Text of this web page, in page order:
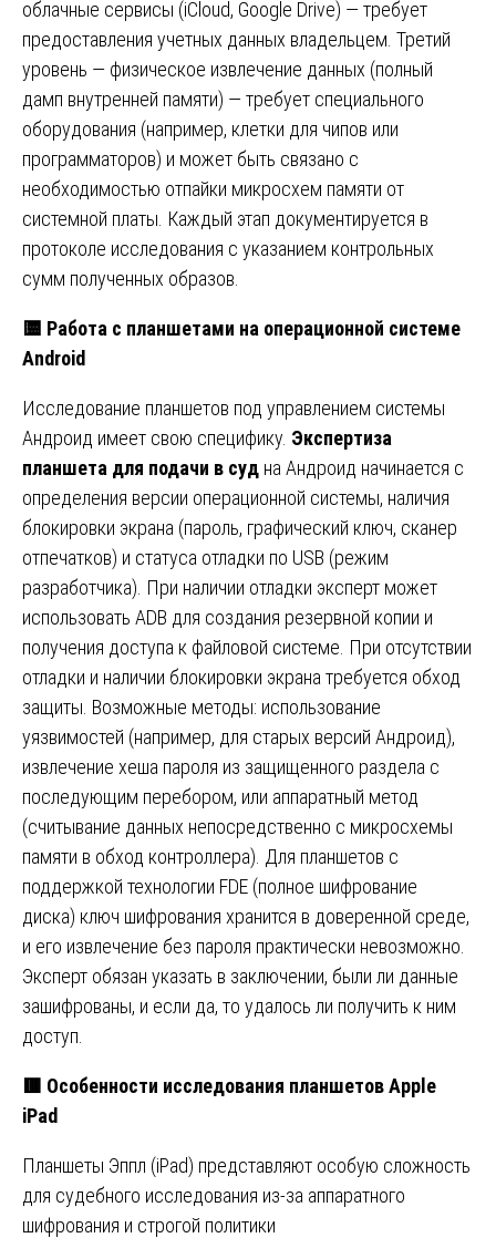
облачные сервисы (iCloud, Google Drive) — требует
предоставления учетных данных владельцем. Третий
уровень — физическое извлечение данных (полный
дамп внутренней памяти) — требует специального
оборудования (например, клетки для чипов или
программаторов) и может быть связано с
необходимостью отпайки микросхем памяти от
системной платы. Каждый этап документируется в
протоколе исследования с указанием контрольных
сумм полученных образов.
🟨 Работа с планшетами на операционной системе
Android
Исследование планшетов под управлением системы
Андроид имеет свою специфику. Экспертиза
планшета для подачи в суд на Андроид начинается с
определения версии операционной системы, наличия
блокировки экрана (пароль, графический ключ, сканер
отпечатков) и статуса отладки по USB (режим
разработчика). При наличии отладки эксперт может
использовать ADB для создания резервной копии и
получения доступа к файловой системе. При отсутствии
отладки и наличии блокировки экрана требуется обход
защиты. Возможные методы: использование
уязвимостей (например, для старых версий Андроид),
извлечение хеша пароля из защищенного раздела с
последующим перебором, или аппаратный метод
(считывание данных непосредственно с микросхемы
памяти в обход контроллера). Для планшетов с
поддержкой технологии FDE (полное шифрование
диска) ключ шифрования хранится в доверенной среде,
и его извлечение без пароля практически невозможно.
Эксперт обязан указать в заключении, были ли данные
зашифрованы, и если да, то удалось ли получить к ним
доступ.
🟥 Особенности исследования планшетов Apple
iPad
Планшеты Эппл (iPad) представляют особую сложность
для судебного исследования из-за аппаратного
шифрования и строгой политики